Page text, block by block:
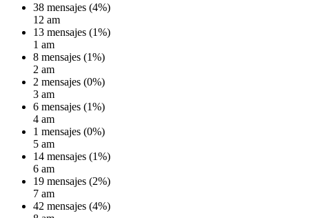
38 mensajes (4%)
12 am
13 mensajes (1%)
1 am
8 mensajes (1%)
2 am
2 mensajes (0%)
3 am
6 mensajes (1%)
4 am
1 mensajes (0%)
5 am
14 mensajes (1%)
6 am
19 mensajes (2%)
7 am
42 mensajes (4%)